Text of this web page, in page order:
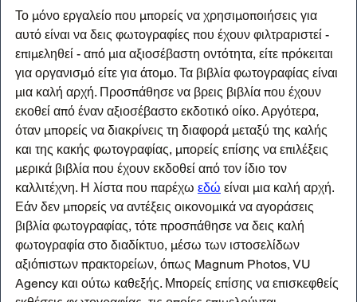
Το μόνο εργαλείο που μπορείς να χρησιμοποιήσεις για
αυτό είναι να δεις φωτογραφίες που έχουν φιλτραριστεί -
επιμεληθεί - από μια αξιοσέβαστη οντότητα, είτε πρόκειται
για οργανισμό είτε για άτομο. Τα βιβλία φωτογραφίας είναι
μια καλή αρχή. Προσπάθησε να βρεις βιβλία που έχουν
εκοθεί από έναν αξιοσέβαστο εκδοτικό οίκο. Αργότερα,
όταν μπορείς να διακρίνεις τη διαφορά μεταξύ της καλής
και της κακής φωτογραφίας, μπορείς επίσης να επιλέξεις
μερικά βιβλία που έχουν εκδοθεί από τον ίδιο τον
καλλιτέχνη. Η λίστα που παρέχω εδώ είναι μια καλή αρχή.
Εάν δεν μπορείς να αντέξεις οικονομικά να αγοράσεις
βιβλία φωτογραφίας, τότε προσπάθησε να δεις καλή
φωτογραφία στο διαδίκτυο, μέσω των ιστοσελίδων
αξιόπιστων πρακτορείων, όπως Magnum Photos, VU
Agency και ούτω καθεξής. Μπορείς επίσης να επισκεφθείς